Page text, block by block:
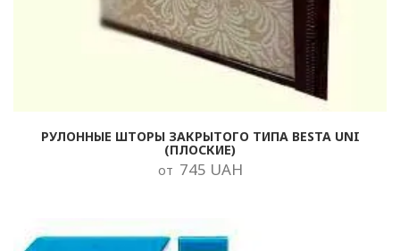
РУЛОННЫЕ ШТОРЫ ЗАКРЫТОГО ТИПА BESTA UNI
(ПЛОСКИЕ)
от 745 UAH